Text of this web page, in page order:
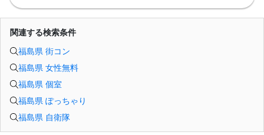
関連する検索条件
福島県 街コン
福島県 女性無料
福島県 個室
福島県 ぽっちゃり
福島県 自衛隊